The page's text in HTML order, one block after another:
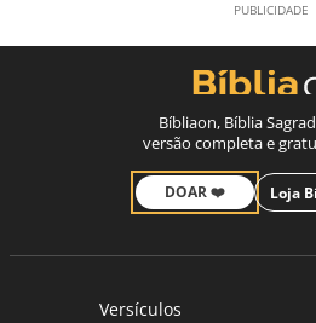
Bíbliaon, Bíblia
versão completa e
DOAR ❤️ Loja
Versículos